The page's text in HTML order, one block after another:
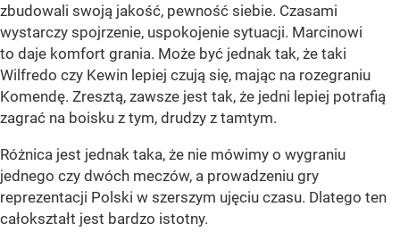
zbudowali swoją jakość, pewność siebie. Czasami
wystarczy spojrzenie, uspokojenie sytuacji. Marcinowi
to daje komfort grania. Może być jednak tak, że taki
Wilfredo czy Kewin lepiej czują się, mając na rozegraniu
Komendę. Zresztą, zawsze jest tak, że jedni lepiej potrafią
zagrać na boisku z tym, drudzy z tamtym.
Różnica jest jednak taka, że nie mówimy o wygraniu
jednego czy dwóch meczów, a prowadzeniu gry
reprezentacji Polski w szerszym ujęciu czasu. Dlatego ten
całokształt jest bardzo istotny.